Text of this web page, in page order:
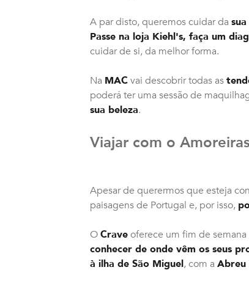
A par disto, queremos cuidar da
Passe na loja Kiehl's, faça um
cuidar de si, da melhor forma.
Na MACvai descobrir todas as
poderá ter uma sessão de
sua beleza.
Viajar com o
Apesar de querermos que esteja
paisagens de Portugal e, por isso,
OCraveoferece um fim de
conhecer de onde vêm os seus
à ilha de São Miguel, com a Abreu